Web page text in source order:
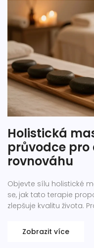
Holistická
průvodce pro
rovnováhu
Objevte sílu holistické
se, jak tato terapie
zlepšuje kvalitu života.
Zobrazit více